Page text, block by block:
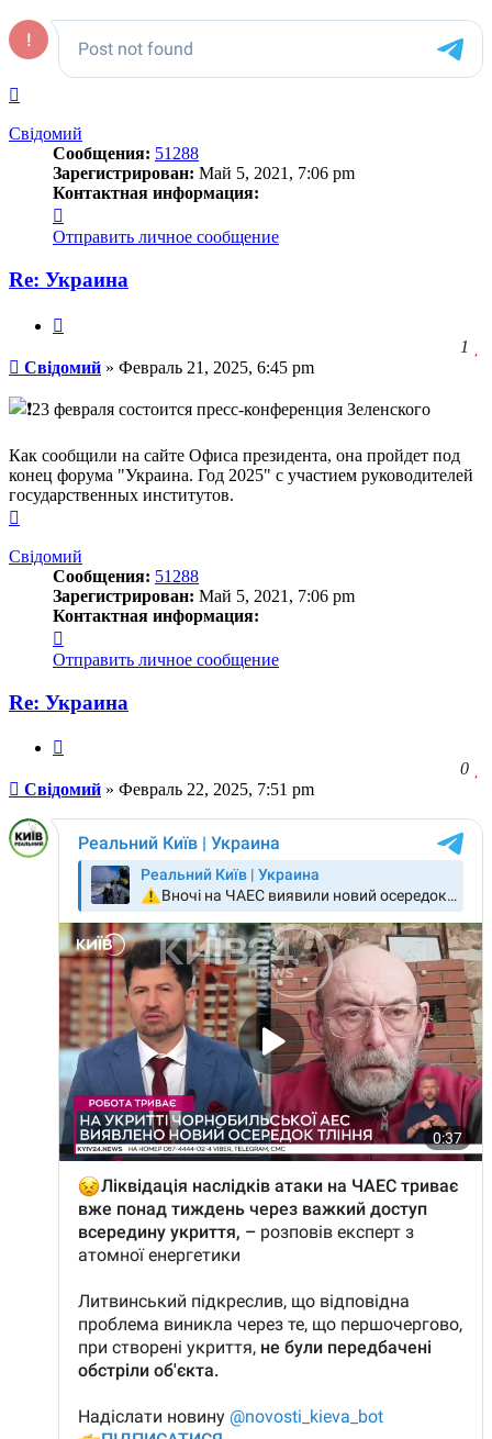
началу
Свідомий
Сообщения: 51288
Зарегистрирован: Май 5, 2021, 7:06 pm
Контактная информация:
информация
пользователя
Отправить личное сообщение
Re: Украина
1
Сообщение
Свідомий » Февраль 21, 2025, 6:45 pm
23 февраля состоится пресс-конференция Зеленского
Как сообщили на сайте Офиса президента, она пройдет под
конец форума "Украина. Год 2025" с участием руководителей
государственных институтов.
началу
Свідомий
Сообщения: 51288
Зарегистрирован: Май 5, 2021, 7:06 pm
Контактная информация:
информация
пользователя
Отправить личное сообщение
Re: Украина
0
Сообщение
Свідомий » Февраль 22, 2025, 7:51 pm